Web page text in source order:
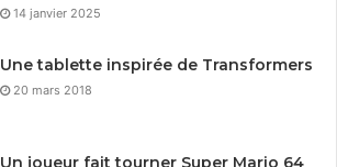
14 janvier 2025
Une tablette inspirée de Transformers
20 mars 2018
Un joueur fait tourner Super Mario 64